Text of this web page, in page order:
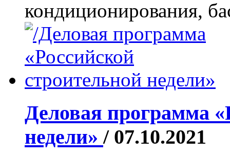
кондиционирования,
Деловая программа
недели»/ 07.10.2021